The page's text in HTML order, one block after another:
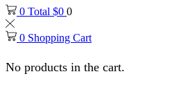
0 Total $0 0
0 Shopping Cart
No products in the cart.